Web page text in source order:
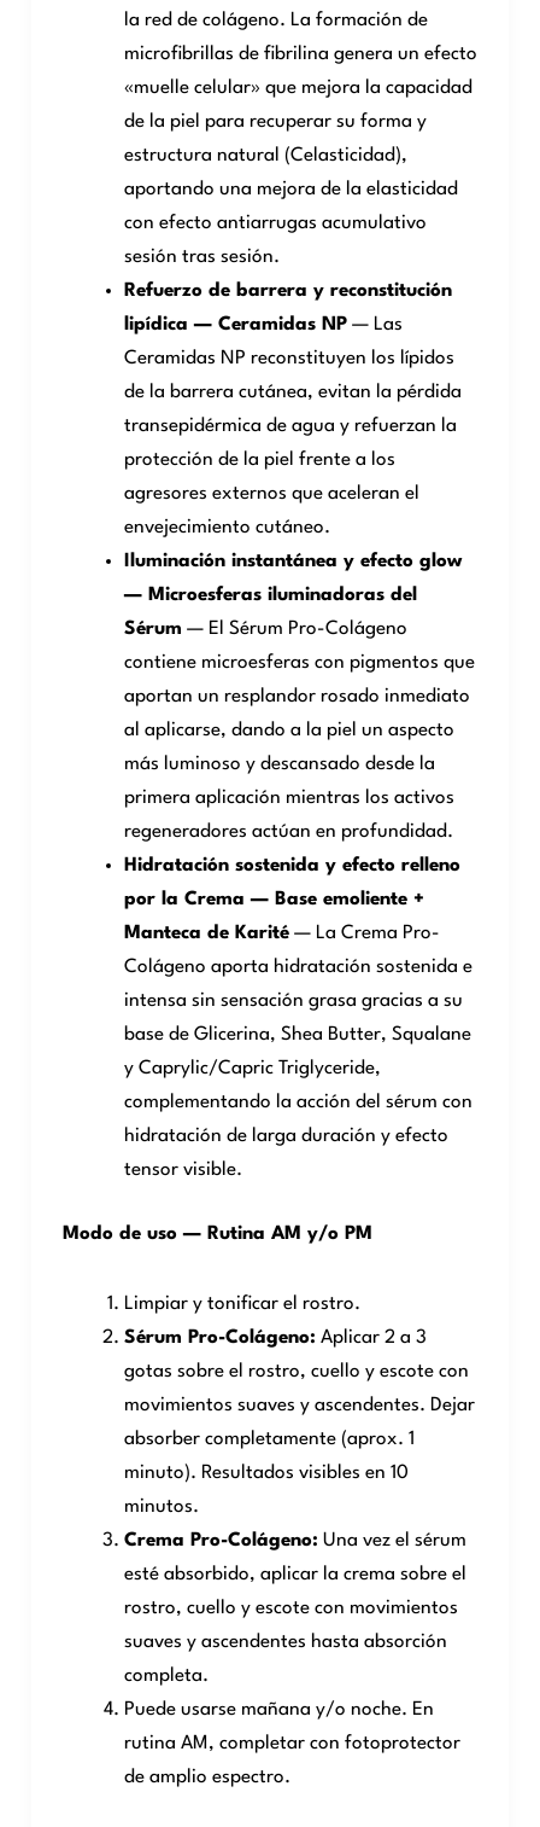
la red de colágeno. La formación de
microfibrillas de fibrilina genera un efecto
«muelle celular» que mejora la capacidad
de la piel para recuperar su forma y
estructura natural (Celasticidad),
aportando una mejora de la elasticidad
con efecto antiarrugas acumulativo
sesión tras sesión.
Refuerzo de barrera y reconstitución
lipídica — Ceramidas NP— Las
Ceramidas NP reconstituyen los lípidos
de la barrera cutánea, evitan la pérdida
transepidérmica de agua y refuerzan la
protección de la piel frente a los
agresores externos que aceleran el
envejecimiento cutáneo.
Iluminación instantánea y efecto glow
— Microesferas iluminadoras del
Sérum — El Sérum Pro-Colágeno
contiene microesferas con pigmentos que
aportan un resplandor rosado inmediato
al aplicarse, dando a la piel un aspecto
más luminoso y descansado desde la
primera aplicación mientras los activos
regeneradores actúan en profundidad.
Hidratación sostenida y efecto relleno
por la Crema — Base emoliente +
Manteca de Karité— La Crema Pro-
Colágeno aporta hidratación sostenida e
intensa sin sensación grasa gracias a su
base de Glicerina, Shea Butter, Squalane
y Caprylic/Capric Triglyceride,
complementando la acción del sérum con
hidratación de larga duración y efecto
tensor visible.
Modo de uso — Rutina AM y/o PM
Limpiar y tonificar el rostro.
Sérum Pro-Colágeno: Aplicar 2 a 3
gotas sobre el rostro, cuello y escote con
movimientos suaves y ascendentes. Dejar
absorber completamente (aprox. 1
minuto). Resultados visibles en 10
minutos.
Crema Pro-Colágeno: Una vez el sérum
esté absorbido, aplicar la crema sobre el
rostro, cuello y escote con movimientos
suaves y ascendentes hasta absorción
completa.
Puede usarse mañana y/o noche. En
rutina AM, completar con fotoprotector
de amplio espectro.